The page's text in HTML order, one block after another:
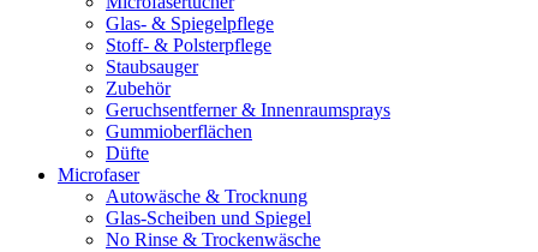
Glas- & Spiegelpflege
Stoff- & Polsterpflege
Staubsauger
Zubehör
Geruchsentferner & Innenraumsprays
Gummioberflächen
Düfte
Microfaser
Autowäsche & Trocknung
Glas-Scheiben und Spiegel
No Rinse & Trockenwäsche